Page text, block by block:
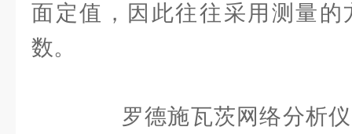
面定值，因此往往采用测量的
数。
罗德施瓦茨网络分析仪